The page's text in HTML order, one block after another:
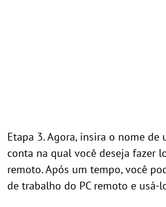
Etapa 3. Agora, insira o nome de
conta na qual você deseja fazer
remoto. Após um tempo, você
de trabalho do PC remoto e usá-